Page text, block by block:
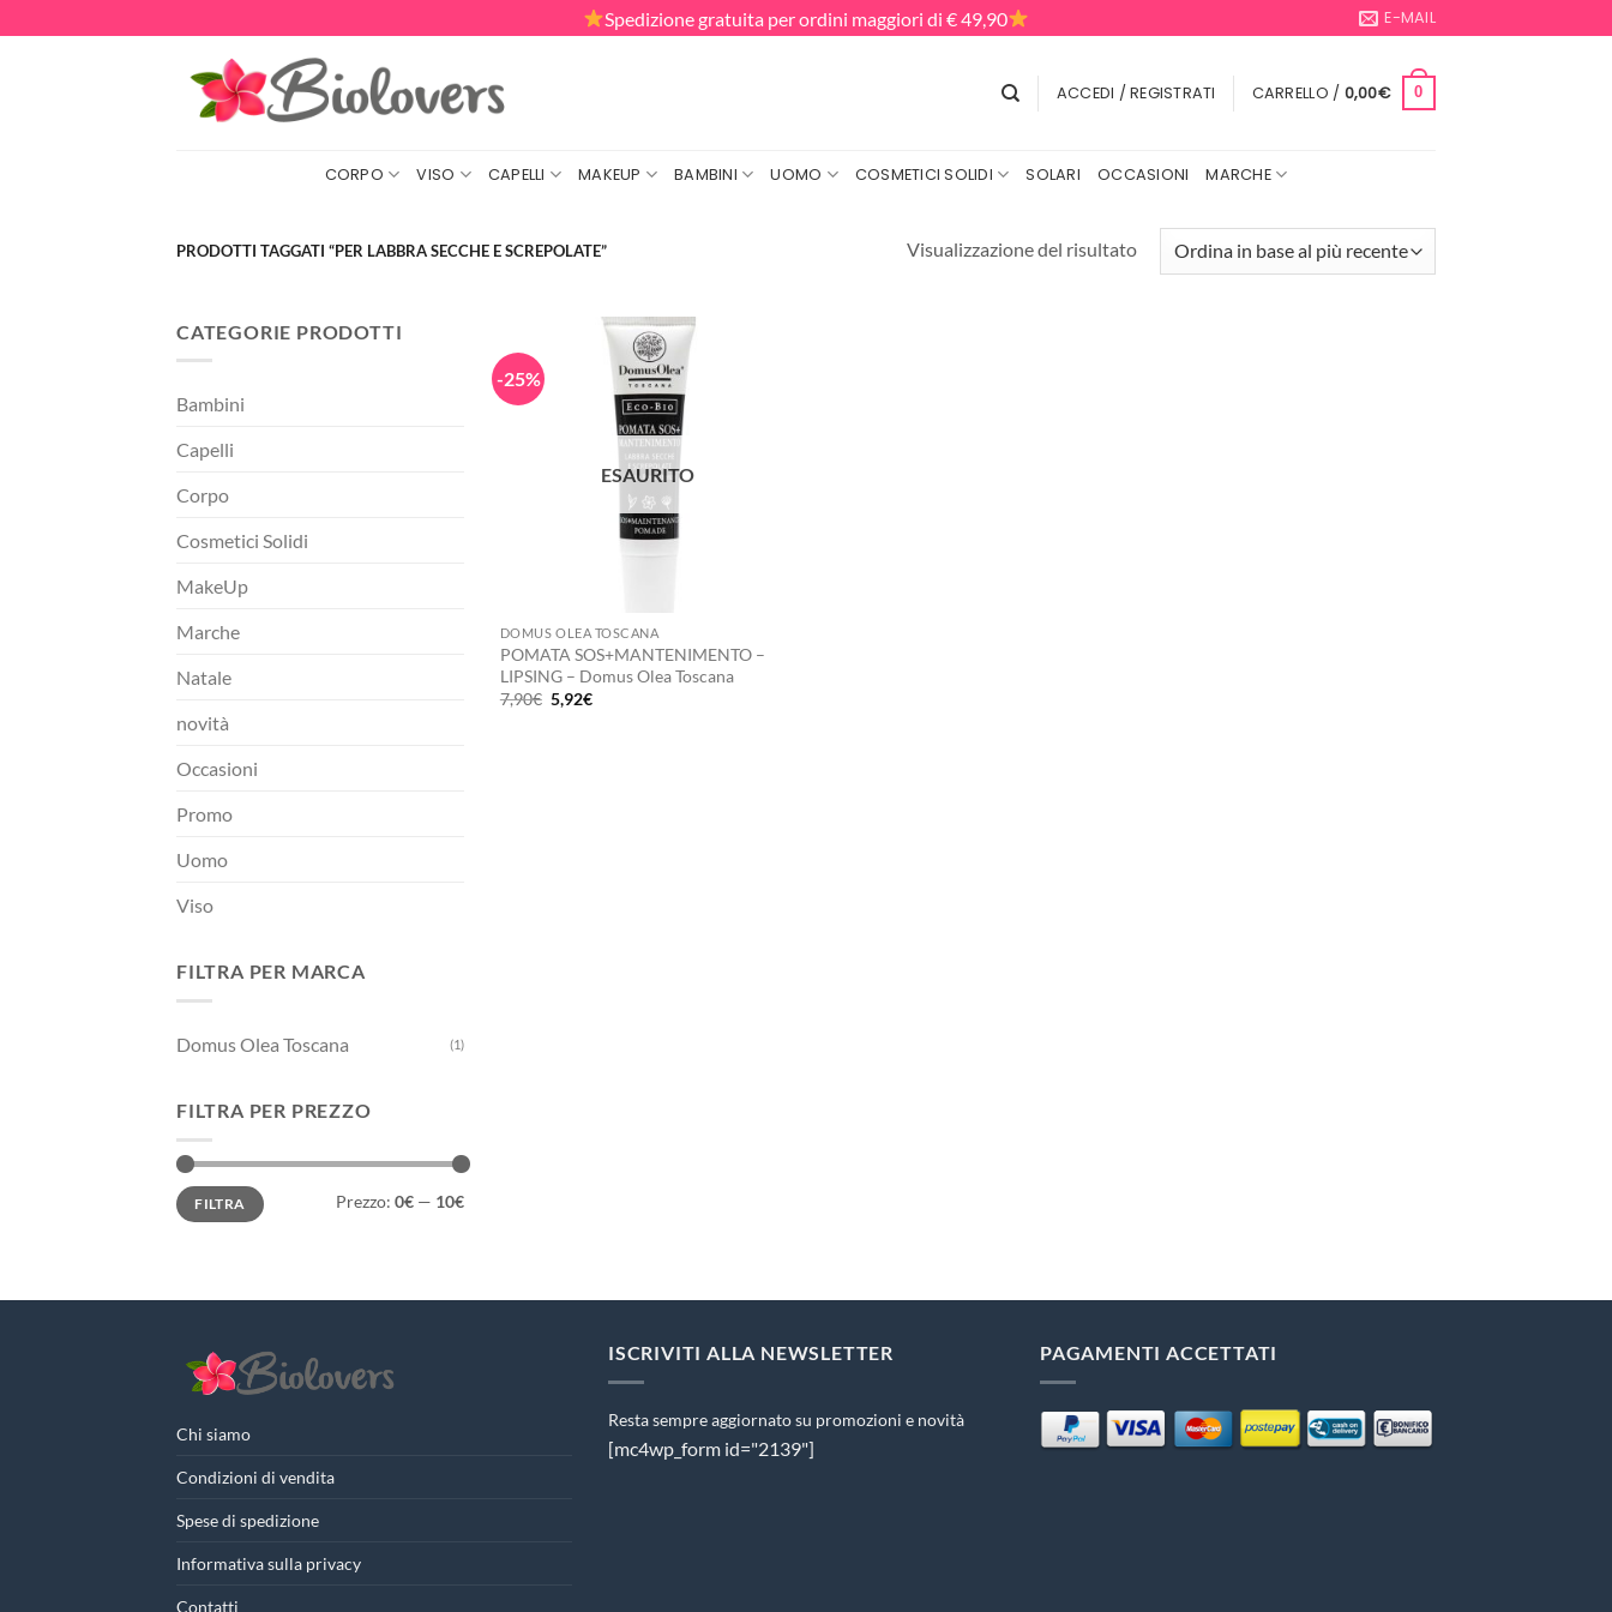
ai
Spedizione gratuita per ordini maggiori di € 49,90 E-MAIL
ACCEDI / REGISTRATI CARRELLO / 0,00€ 0
CORPO VISO CAPELLI MAKEUP BAMBINI UOMO COSMETICI SOLIDI SOLARI OCCASIONI MARCHE
PRODOTTI TAGGATI “PER LABBRA SECCHE E SCREPOLATE” Visualizzazione del risultato
CATEGORIE PRODOTTI
Bambini
Capelli
Corpo
Cosmetici Solidi
MakeUp
Marche
Natale
novità
Occasioni
Promo
Uomo
Viso
FILTRA PER MARCA
Domus Olea Toscana (1)
FILTRA PER PREZZO
Prezzo
Min
Prezzo
MaxFILTRA Prezzo: 0€ — 10€
-25%
ESAURITO
DOMUS OLEA TOSCANA
POMATA SOS+MANTENIMENTO –
LIPSING – Domus Olea Toscana
7,90€ Il
prezzo
5,92€Il
Chi siamo
Condizioni di vendita
Spese di spedizione
Informativa sulla privacy
Contatti
ISCRIVITI ALLA NEWSLETTER
Resta sempre aggiornato su promozioni e novità
[mc4wp_form id="2139"]
PAGAMENTI ACCETTATI